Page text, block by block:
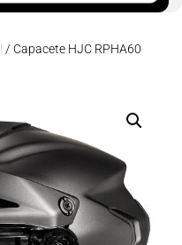
/ Capacete HJC RPHA60